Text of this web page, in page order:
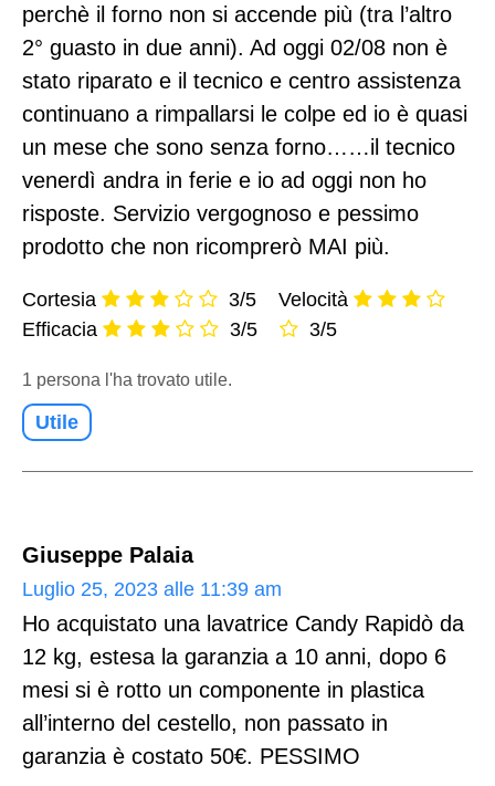
perchè il forno non si accende più (tra l’altro
2° guasto in due anni). Ad oggi 02/08 non è
stato riparato e il tecnico e centro assistenza
continuano a rimpallarsi le colpe ed io è quasi
un mese che sono senza forno……il tecnico
venerdì andra in ferie e io ad oggi non ho
risposte. Servizio vergognoso e pessimo
prodotto che non ricomprerò MAI più.
Cortesia
3/5
Efficacia
3/5
Velocità
3/5
1 persona l'ha trovato utile.
Utile
Giuseppe Palaia
Luglio 25, 2023 alle 11:39 am
Ho acquistato una lavatrice Candy Rapidò da
12 kg, estesa la garanzia a 10 anni, dopo 6
mesi si è rotto un componente in plastica
all’interno del cestello, non passato in
garanzia è costato 50€. PESSIMO